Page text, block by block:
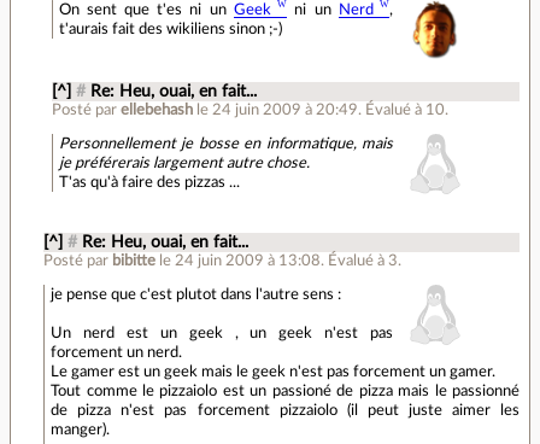
On sent que t'es ni un Geek ni un Nerd
,
t'aurais fait des wikiliens sinon ;-)
[^] # Re: Heu, ouai, en fait...
Posté par ellebehash le 24 juin 2009 à 20:49. Évalué à 10.
Personnellement je bosse en informatique, mais
je préférerais largement autre chose.
T'as qu'à faire des pizzas ...
[^] # Re: Heu, ouai, en fait...
Posté par bibitte le 24 juin 2009 à 13:08. Évalué à 3.
je pense que c'est plutot dans l'autre sens :
Un nerd est un geek , un geek n'est pas
forcement un nerd.
Le gamer est un geek mais le geek n'est pas forcement un gamer.
Tout comme le pizzaiolo est un passioné de pizza mais le passionné
de pizza n'est pas forcement pizzaiolo (il peut juste aimer les
manger).